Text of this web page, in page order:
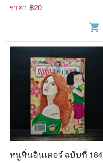
ราคา ฿20
shopping_cart
หนูหิ่นอินเตอร์ ฉบับที่ 184